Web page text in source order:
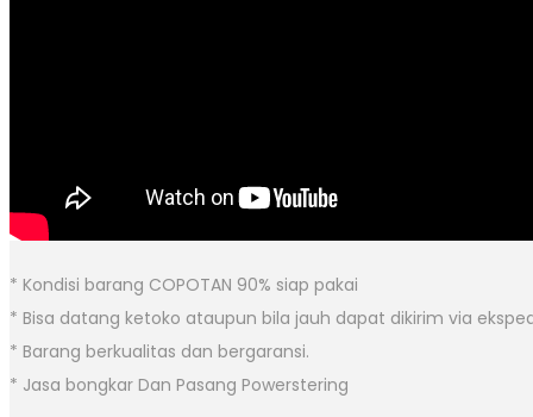
* Kondisi barang COPOTAN 90% siap pakai
* Bisa datang ketoko ataupun bila jauh dapat dikirim via
* Barang berkualitas dan bergaransi.
* Jasa bongkar Dan Pasang Powerstering